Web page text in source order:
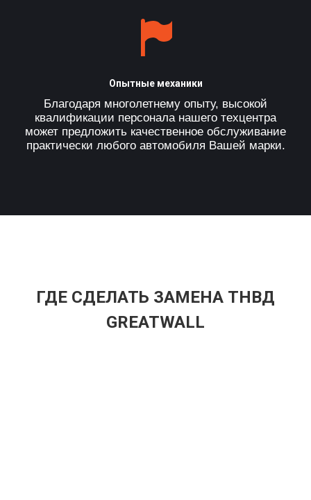
Опытные механики
Благодаря многолетнему опыту, высокой
квалификации персонала нашего техцентра
может предложить качественное обслуживание
практически любого автомобиля Вашей марки.
ГДЕ СДЕЛАТЬ ЗАМЕНА ТНВД
GREATWALL